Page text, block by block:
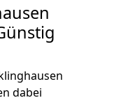
dabei